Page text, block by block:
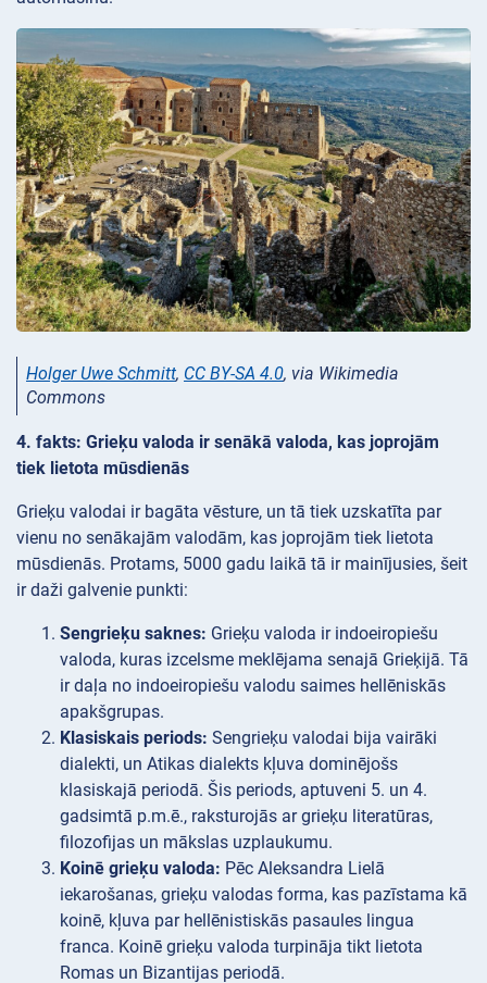
Holger Uwe Schmitt, CC BY-SA 4.0, via Wikimedia
Commons
4. fakts: Grieķu valoda ir senākā valoda, kas joprojām
tiek lietota mūsdienās
Grieķu valodai ir bagāta vēsture, un tā tiek uzskatīta par
vienu no senākajām valodām, kas joprojām tiek lietota
mūsdienās. Protams, 5000 gadu laikā tā ir mainījusies, šeit
ir daži galvenie punkti:
Sengrieķu saknes: Grieķu valoda ir indoeiropiešu
valoda, kuras izcelsme meklējama senajā Grieķijā. Tā
ir daļa no indoeiropiešu valodu saimes hellēniskās
apakšgrupas.
Klasiskais periods: Sengrieķu valodai bija vairāki
dialekti, un Atikas dialekts kļuva dominējošs
klasiskajā periodā. Šis periods, aptuveni 5. un 4.
gadsimtā p.m.ē., raksturojās ar grieķu literatūras,
filozofijas un mākslas uzplaukumu.
Koinē grieķu valoda: Pēc Aleksandra Lielā
iekarošanas, grieķu valodas forma, kas pazīstama kā
koinē, kļuva par hellēnistiskās pasaules lingua
franca. Koinē grieķu valoda turpināja tikt lietota
Romas un Bizantijas periodā.